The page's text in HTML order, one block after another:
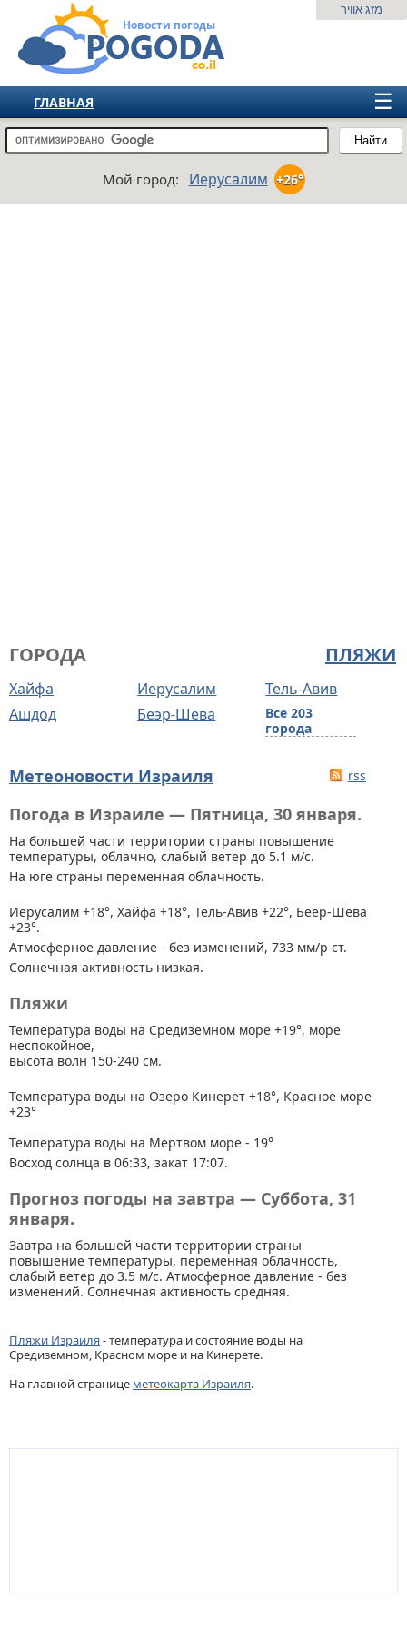
Новости погоды
Найти
מזג אוויר
☰
ГЛАВНАЯ
ИЗРАИЛЬ
ЕВРОПА
Мой город: Иерусалим +26°
ПЛЯЖИ
ГОРОДА
Хайфа Иерусалим
Тель-Авив
Ашдод
Беэр-Шева
Все 203
города
Метеоновости Израиля rss
Погода в Израиле — Пятница, 30 января.
На большей части территории страны повышение
температуры, облачно, слабый ветер до 5.1 м/с.
На юге страны переменная облачность.
Иерусалим +18°, Хайфа +18°, Тель-Авив +22°, Беер-Шева
+23°.
Атмосферное давление - без изменений, 733 мм/р ст.
Солнечная активность низкая.
Пляжи
Температура воды на Средиземном море +19°, море
неспокойное,
высота волн 150-240 см.
Температура воды на Озеро Кинерет +18°, Красное море
+23°
Температура воды на Мертвом море - 19°
Восход солнца в 06:33, закат 17:07.
Прогноз погоды на завтра — Суббота, 31
января.
Завтра на большей части территории страны
повышение температуры, переменная облачность,
слабый ветер до 3.5 м/с. Атмосферное давление - без
изменений. Солнечная активность средняя.
Пляжи Израиля- температура и состояние воды на
Средиземном, Красном море и на Кинерете.
На главной странице метеокарта Израиля.